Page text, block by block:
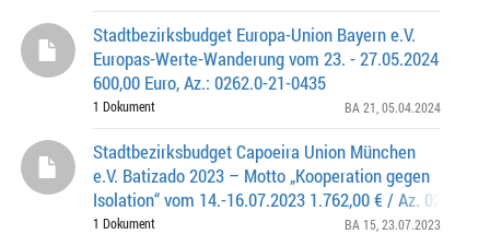
Stadtbezirksbudget Europa-Union Bayern e.V.
Europas-Werte-Wanderung vom 23. - 27.05.2024
600,00 Euro, Az.: 0262.0-21-0435
1 Dokument BA 21 , 05.04.2024
Stadtbezirksbudget Capoeira Union München
e.V. Batizado 2023 – Motto „Kooperation gegen
Isolation“ vom 14.-16.07.2023 1.762,00 € / Az. 0262.0-
1 Dokument BA 15 , 23.07.2023